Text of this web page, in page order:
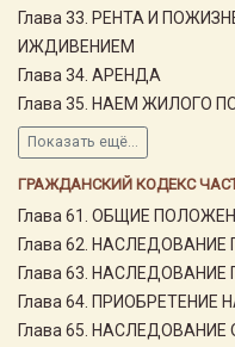
Глава 33. РЕНТА И
ИЖДИВЕНИЕМ
Глава 34. АРЕНДА
Глава 35. НАЕМ ЖИЛОГО
Показать ещё...
ГРАЖДАНСКИЙ КОДЕКС
Глава 61. ОБЩИЕ
Глава 62.
Глава 63. НАСЛЕДОВАНИЕ
Глава 64. ПРИОБРЕТЕНИЕ
Глава 65.